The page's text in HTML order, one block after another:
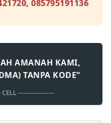
085795191136
AMANAH KAMI,
TANPA KODE”
------------------